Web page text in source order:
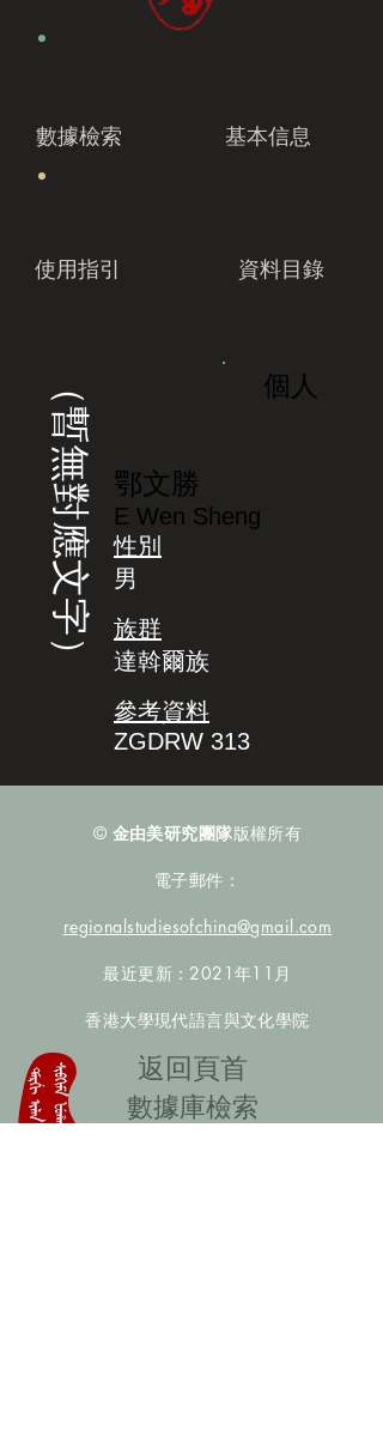
數據檢索 基本信息
使用指引 資料目錄
（暫無對應文字） 個人
鄂文勝
E Wen Sheng
性別
男
族群
達斡爾族
參考資料
ZGDRW 313
© 金由美研究團隊版權所有
電子郵件：
regionalstudiesofchina@gmail.com
最近更新：2021年11月
香港大學現代語言與文化學院
​返回頁首
數據庫檢索